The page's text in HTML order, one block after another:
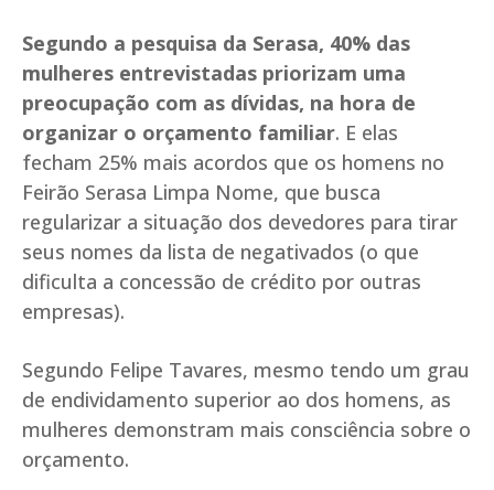
Segundo a pesquisa da Serasa, 40% das
mulheres entrevistadas priorizam uma
preocupação com as dívidas, na hora de
organizar o orçamento familiar. E elas
fecham 25% mais acordos que os homens no
Feirão Serasa Limpa Nome, que busca
regularizar a situação dos devedores para tirar
seus nomes da lista de negativados (o que
dificulta a concessão de crédito por outras
empresas).
Segundo Felipe Tavares, mesmo tendo um grau
de endividamento superior ao dos homens, as
mulheres demonstram mais consciência sobre o
orçamento.